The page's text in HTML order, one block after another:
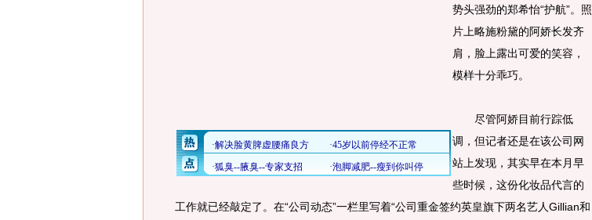
势头强劲的郑希怡“护航”。照
片上略施粉黛的阿娇长发齐
肩，脸上露出可爱的笑容，
模样十分乖巧。
尽管阿娇目前行踪低
调，但记者还是在该公司网
站上发现，其实早在本月早
些时候，这份化妆品代言的
工作就已经敲定了。在“公司动态”一栏里写着“公司重金签约英皇旗下两名艺人Gillian和